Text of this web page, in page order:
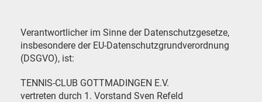
Verantwortlicher im Sinne der Datenschutzgesetze,
insbesondere der EU-Datenschutzgrundverordnung
(DSGVO), ist:
TENNIS-CLUB GOTTMADINGEN E.V.
vertreten durch 1. Vorstand Sven Refeld